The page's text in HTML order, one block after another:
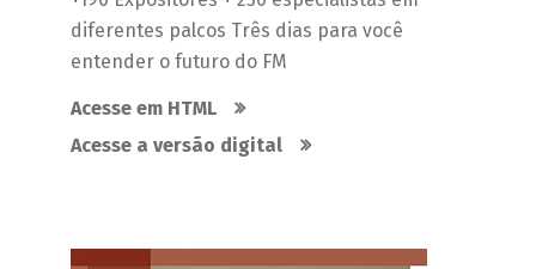
diferentes palcos Três dias para você
entender o futuro do FM
Acesse em HTML
Acesse a versão digital